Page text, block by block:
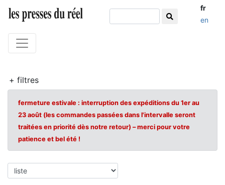
fr
en
+ filtres
fermeture estivale : interruption des expéditions du 1er au
23 août (les commandes passées dans l'intervalle seront
traitées en priorité dès notre retour) – merci pour votre
patience et bel été !